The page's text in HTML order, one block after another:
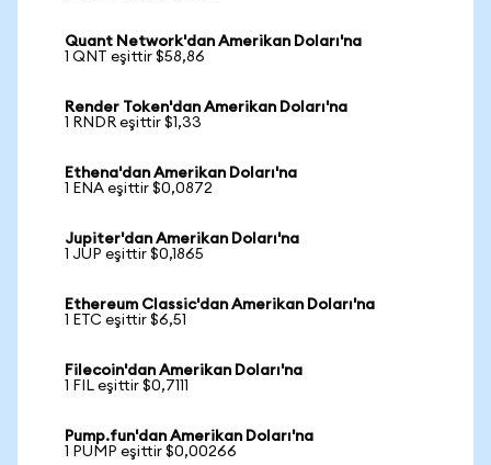
Quant Network'dan Amerikan Doları'na
1 QNT eşittir $58,86
Render Token'dan Amerikan Doları'na
1 RNDR eşittir $1,33
Ethena'dan Amerikan Doları'na
1 ENA eşittir $0,0872
Jupiter'dan Amerikan Doları'na
1 JUP eşittir $0,1865
Ethereum Classic'dan Amerikan Doları'na
1 ETC eşittir $6,51
Filecoin'dan Amerikan Doları'na
1 FIL eşittir $0,7111
Pump.fun'dan Amerikan Doları'na
1 PUMP eşittir $0,00266